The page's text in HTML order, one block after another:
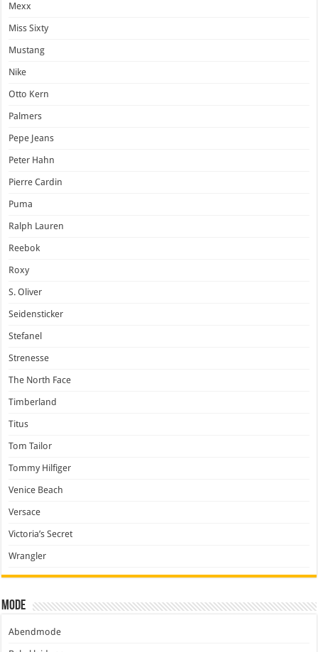
Mexx
Miss Sixty
Mustang
Nike
Otto Kern
Palmers
Pepe Jeans
Peter Hahn
Pierre Cardin
Puma
Ralph Lauren
Reebok
Roxy
S. Oliver
Seidensticker
Stefanel
Strenesse
The North Face
Timberland
Titus
Tom Tailor
Tommy Hilfiger
Venice Beach
Versace
Victoria’s Secret
Wrangler
Mode
Abendmode